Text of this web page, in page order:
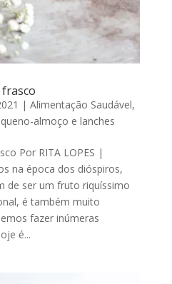
| Alimentação Saudável,
almoço e lanches
Por RITA LOPES |
na época dos dióspiros,
de ser um fruto riquíssimo
é também muito
fazer inúmeras
é...